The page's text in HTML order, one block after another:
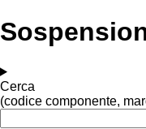
Cerca
(codice componente,